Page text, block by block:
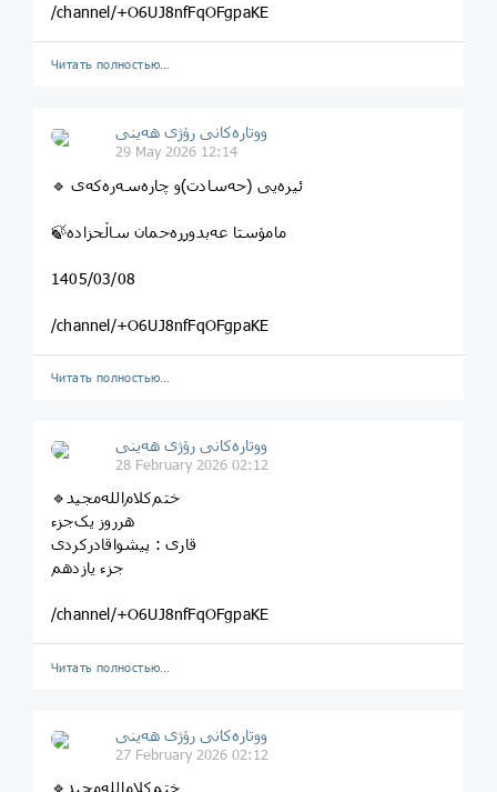
/channel/+O6UJ8nfFqOFgpaKE
Читать полностью…
ووتارەکانی رۆژی ھەینی
29 May 2026 12:14
🔹 ئیرەیی (حه‌سادت‌)و چارەسەرەکەی
🍃مامۆستا عەبدورڕەحمان ساڵحزادە
1405/03/08
/channel/+O6UJ8nfFqOFgpaKE
Читать полностью…
ووتارەکانی رۆژی ھەینی
28 February 2026 02:12
هرروز یک‌جزء
قاری‌ : پیشواقادر‌کردی
جزء‌‌ یازدهم
/channel/+O6UJ8nfFqOFgpaKE
Читать полностью…
ووتارەکانی رۆژی ھەینی
27 February 2026 02:12